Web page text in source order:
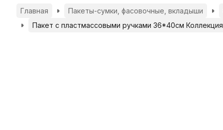
Главная Пакеты-сумки, фасовочные, вкладыши
Пакет с пластмассовыми ручками 36*40см